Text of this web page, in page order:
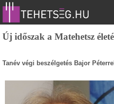
Új időszak a Matehetsz
Tanév végi beszélgetés Bajor Péterrel